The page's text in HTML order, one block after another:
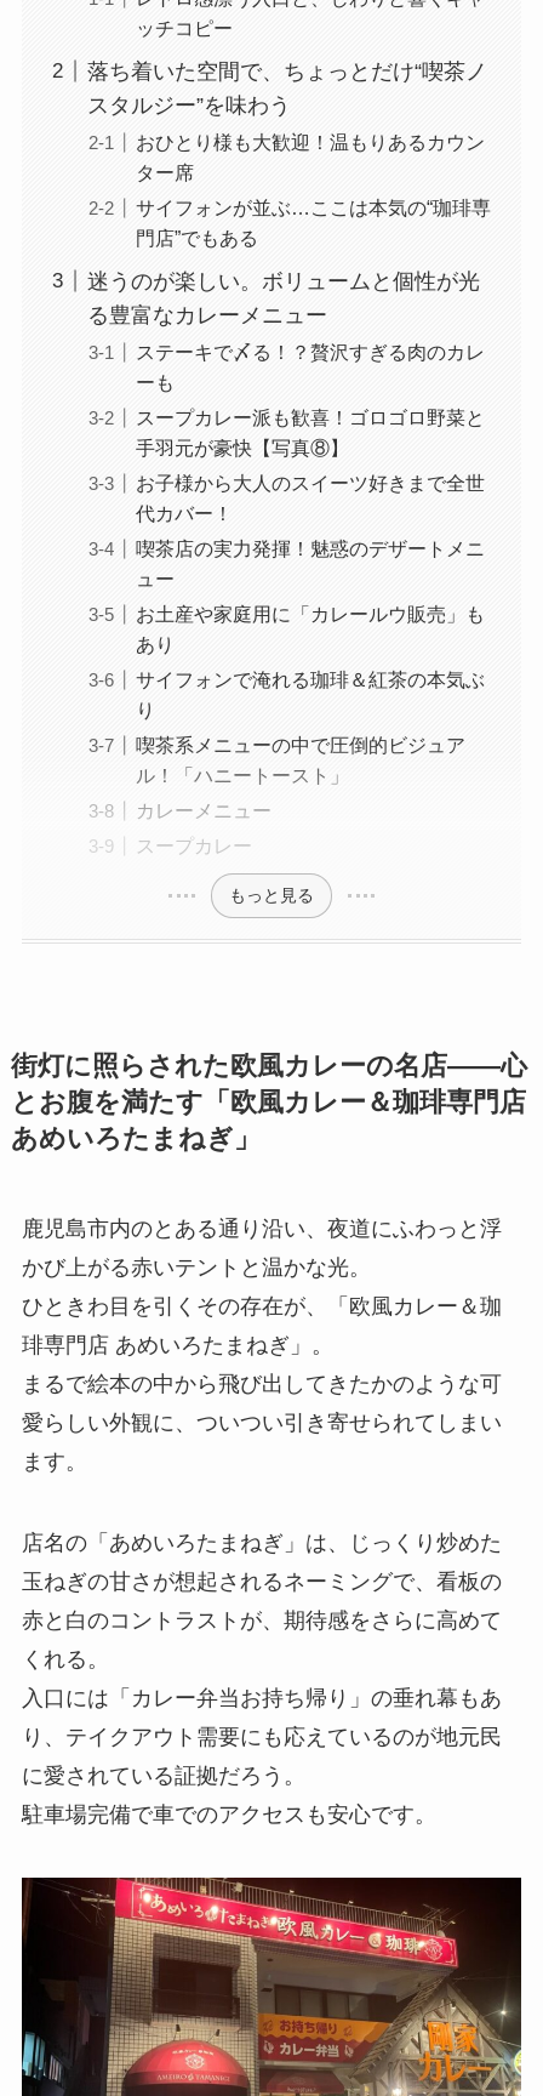
ッチコピー
落ち着いた空間で、ちょっとだけ“喫茶ノ
スタルジー”を味わう
おひとり様も大歓迎！温もりあるカウン
ター席
サイフォンが並ぶ…ここは本気の“珈琲専
門店”でもある
迷うのが楽しい。ボリュームと個性が光
る豊富なカレーメニュー
ステーキで〆る！？贅沢すぎる肉のカレ
ーも
スープカレー派も歓喜！ゴロゴロ野菜と
手羽元が豪快【写真⑧】
お子様から大人のスイーツ好きまで全世
代カバー！
喫茶店の実力発揮！魅惑のデザートメニ
ュー
お土産や家庭用に「カレールウ販売」も
あり
サイフォンで淹れる珈琲＆紅茶の本気ぶ
り
喫茶系メニューの中で圧倒的ビジュア
ル！「ハニートースト」
カレーメニュー
スープカレー
もっと見る
街灯に照らされた欧風カレーの名店——心
とお腹を満たす「欧風カレー＆珈琲専門店
あめいろたまねぎ」
鹿児島市内のとある通り沿い、夜道にふわっと浮
かび上がる赤いテントと温かな光。
ひときわ目を引くその存在が、「欧風カレー＆珈
琲専門店 あめいろたまねぎ」。
まるで絵本の中から飛び出してきたかのような可
愛らしい外観に、ついつい引き寄せられてしまい
ます。
店名の「あめいろたまねぎ」は、じっくり炒めた
玉ねぎの甘さが想起されるネーミングで、看板の
赤と白のコントラストが、期待感をさらに高めて
くれる。
入口には「カレー弁当お持ち帰り」の垂れ幕もあ
り、テイクアウト需要にも応えているのが地元民
に愛されている証拠だろう。
駐車場完備で車でのアクセスも安心です。